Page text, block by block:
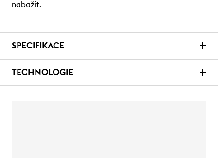
nabažit.
SPECIFIKACE
TECHNOLOGIE